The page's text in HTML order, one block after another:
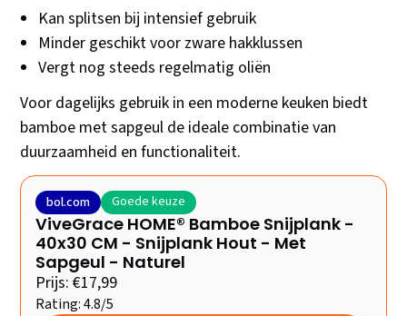
Kan splitsen bij intensief gebruik
Minder geschikt voor zware hakklussen
Vergt nog steeds regelmatig oliën
Voor dagelijks gebruik in een moderne keuken biedt
bamboe met sapgeul de ideale combinatie van
duurzaamheid en functionaliteit.
bol.com Goede keuze
ViveGrace HOME® Bamboe Snijplank -
40x30 CM - Snijplank Hout - Met
Sapgeul - Naturel
Prijs: €17,99
Rating: 4.8/5